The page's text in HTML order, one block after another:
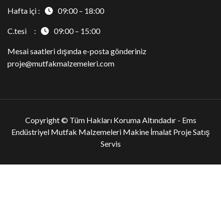
Hafta içi : 09:00 – 18:00
C.tesi : 09:00 – 15:00
Mesai saatleri dışında e-posta gönderiniz
proje@mutfakmalzemeleri.com
Copyright © Tüm Hakları Koruma Altındadır - Ems
Endüstriyel Mutfak Malzemeleri Makine İmalat Proje Satış
Servis